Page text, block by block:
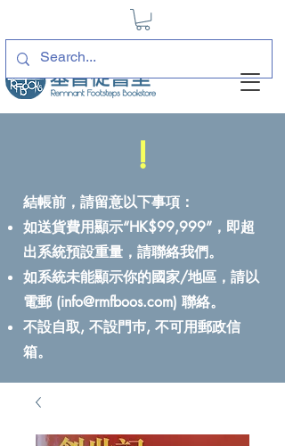
!
結帳前，請留意以下事項：
如送貨費用顯示“HK$99,999”，即超
出系統預設重量，請聯絡我們。
如系統未能顯示你的國家/地區，請以
電郵 (info@rmfboos.com) 聯絡。
不設自取, 不設門巿, 不可用郵政信
箱。